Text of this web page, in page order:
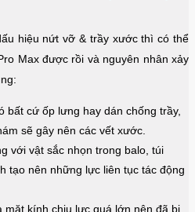
hiệu nứt vỡ & trầy xước thì có thể
Max được rồi và nguyên nhân xảy
bất cứ ốp lưng hay dán chống trầy,
sẽ gây nên các vết xước.
với vật sắc nhọn trong balo, túi
tạo nên những lực liên tục tác động
mặt kính chịu lực quá lớn nên đã bị